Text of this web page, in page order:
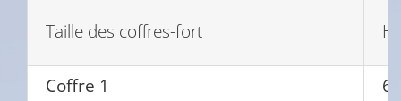
Taille des coffres-fort
Coffre 1